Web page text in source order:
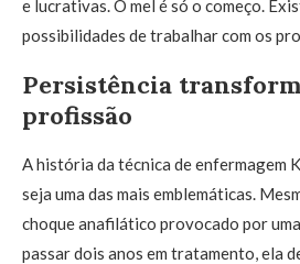
e lucrativas. O mel é só o começo.
possibilidades de trabalhar com os
Persistência
profissão
A história da técnica de enfermagem
seja uma das mais emblemáticas.
choque anafilático provocado por
passar dois anos em tratamento, ela